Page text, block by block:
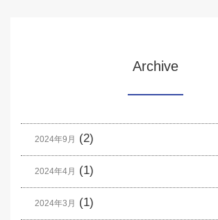
Archive
2024年9月 (2)
2024年4月 (1)
2024年3月 (1)